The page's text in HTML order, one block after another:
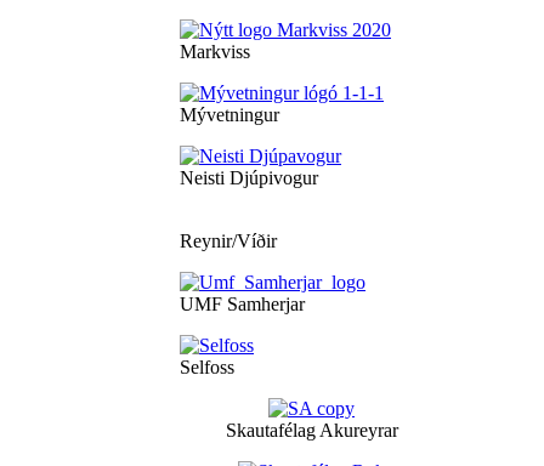
Markviss
Mývetningur
Neisti Djúpivogur
Reynir/Víðir
UMF Samherjar
Selfoss
Skautafélag Akureyrar